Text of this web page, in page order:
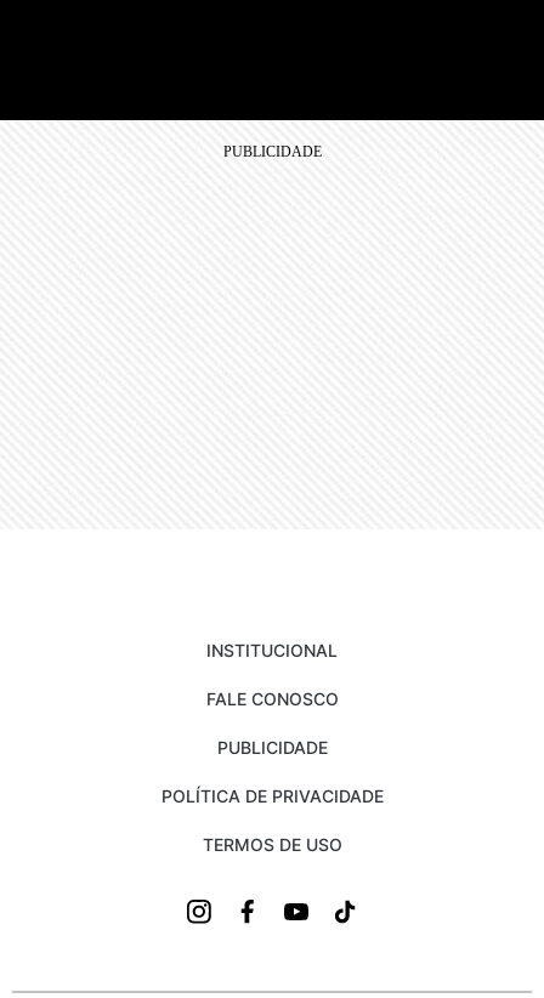
INSTITUCIONAL
FALE CONOSCO
PUBLICIDADE
POLÍTICA DE PRIVACIDADE
TERMOS DE USO